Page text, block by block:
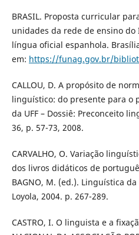
BRASIL. Proposta curricular
unidades da rede de ensino
língua oficial espanhola.
em: https://funag.gov.br/
CALLOU, D. A propósito de
linguístico: do presente para o
da UFF – Dossiê: Preconceito
36, p. 57-73, 2008.
CARVALHO, O. Variação
dos livros didáticos de
BAGNO, M. (ed.). Linguística
Loyola, 2004. p. 267-289.
CASTRO, I. O linguista e a